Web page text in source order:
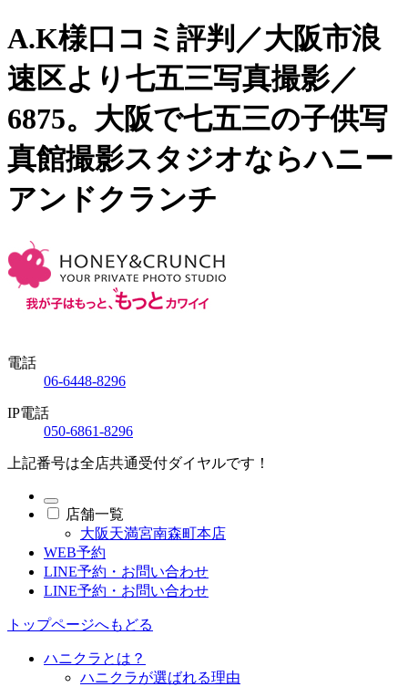
A.K様口コミ評判／大阪市浪
速区より七五三写真撮影／
6875。大阪で七五三の子供写
真館撮影スタジオならハニー
アンドクランチ
電話
06-6448-8296
IP電話
050-6861-8296
上記番号は全店共通受付ダイヤルです！
店舗一覧
大阪天満宮南森町本店
WEB予約
LINE予約・お問い合わせ
LINE予約・お問い合わせ
トップページへもどる
ハニクラとは？
ハニクラが選ばれる理由